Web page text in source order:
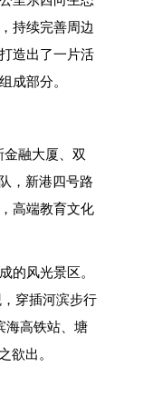
持续完善周边
造出了一片活
成部分。
融大厦、双
，新港四号路
高端教育文化
的风光景区。
穿插河滨步行
海高铁站、塘
欲出。